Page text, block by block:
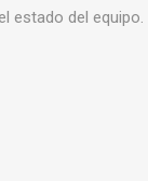
estado del equipo.